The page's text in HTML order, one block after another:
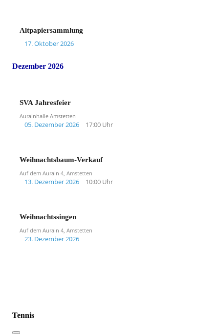
Altpapiersammlung
17. Oktober 2026
Dezember 2026
SVA Jahresfeier
Aurainhalle Amstetten
05. Dezember 2026 17:00 Uhr
Weihnachtsbaum-Verkauf
Auf dem Aurain 4, Amstetten
13. Dezember 2026 10:00 Uhr
Weihnachtssingen
Auf dem Aurain 4, Amstetten
23. Dezember 2026
Tennis